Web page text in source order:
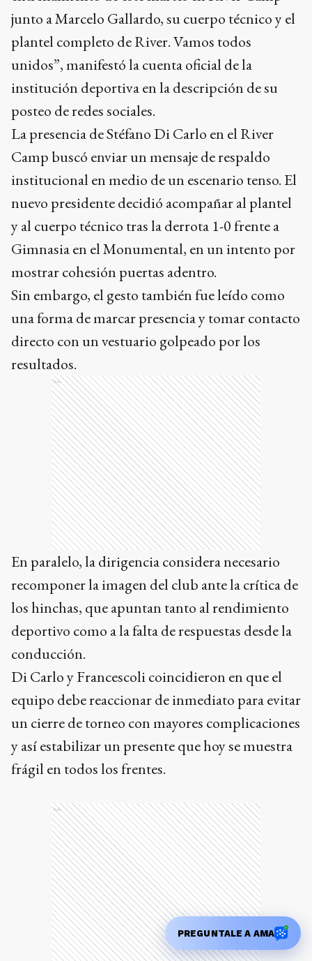
Camp buscó enviar un mensaje de respaldo
institucional en medio de un escenario tenso. El
nuevo presidente decidió acompañar al plantel
y al cuerpo técnico tras la derrota 1-0 frente a
Gimnasia en el Monumental, en un intento por
mostrar cohesión puertas adentro.
Sin embargo, el gesto también fue leído como
una forma de marcar presencia y tomar contacto
directo con un vestuario golpeado por los
resultados.
Ads
En paralelo, la dirigencia considera necesario
recomponer la imagen del club ante la crítica de
los hinchas, que apuntan tanto al rendimiento
deportivo como a la falta de respuestas desde la
conducción.
Di Carlo y Francescoli coincidieron en que el
equipo debe reaccionar de inmediato para evitar
un cierre de torneo con mayores complicaciones
y así estabilizar un presente que hoy se muestra
frágil en todos los frentes.
Sobre el autor
El Eco de Tandil
Más de 143 años escribiendo la historia de TandilPREGUNTALE A AMA